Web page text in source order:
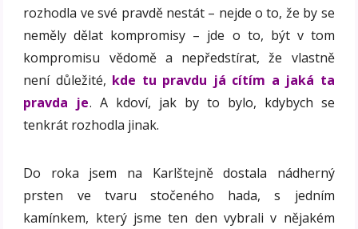
rozhodla ve své pravdě nestát – nejde o to, že by se
neměly dělat kompromisy – jde o to, být v tom
kompromisu vědomě a nepředstírat, že vlastně
není důležité, kde tu pravdu já cítím a jaká ta
pravda je. A kdoví, jak by to bylo, kdybych se
tenkrát rozhodla jinak.
Do roka jsem na Karlštejně dostala nádherný
prsten ve tvaru stočeného hada, s jedním
kamínkem, který jsme ten den vybrali v nějakém